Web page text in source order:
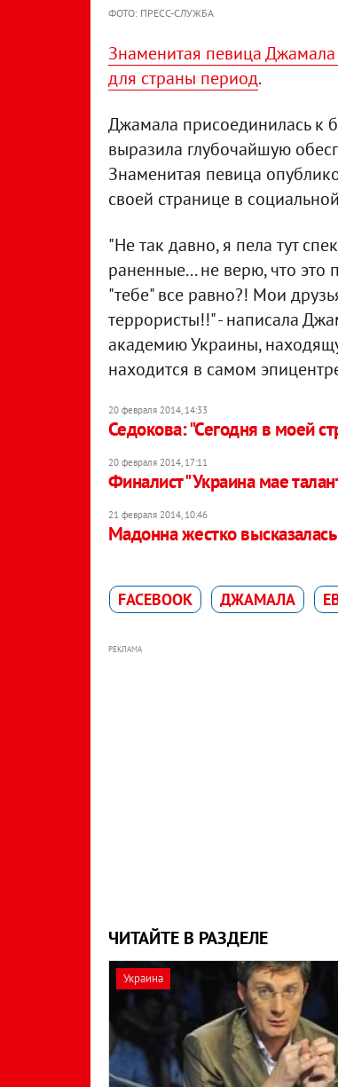
ФОТО: ПРЕСС-СЛУЖБА
Знаменитая певица Джамала
для страны период.
Джамала присоединилась к
выразила глубочайшую
Знаменитая певица
своей странице в
"Не так давно, я пела тут
раненные... не верю, что это
"тебе" все равно?! Мои
террористы!!" - написала
академию Украины,
находится в самом
20 февраля 2014, 14:33
Седокова: "Сегодня в моей
20 февраля 2014, 17:11
Финалист "Украина мае
21 февраля 2014, 10:46
Мадонна жестко
FACEBOOK ДЖАМАЛА
РЕКЛАМА
ЧИТАЙТЕ В РАЗДЕЛЕ
Украина